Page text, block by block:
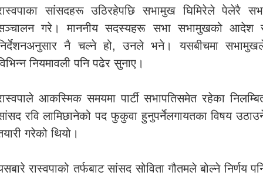
सांसदहरू उठिरहेपछि सभामुख घिमिरेले पेलेरै
गरे। माननीय सदस्यहरू सभा सभामुखको आदेश
नै चल्ने हो, उनले भने। यसबीचमा
नियमावली पनि पढेर सुनाए।
आकस्मिक समयमा पार्टी सभापतिसमेत रहेका
रवि लामिछानेको पद फुकुवा हुनुपर्नेलगायतका विषय
गरेको थियो।
रास्वपाको तर्फबाट सांसद सोविता गौतमले बोल्ने निर्णय